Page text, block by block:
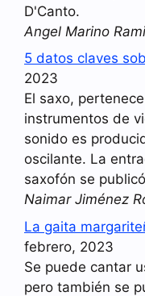
D'Canto.
Angel Marino
5 datos claves
2023
El saxo,
instrumentos de
sonido es
oscilante. La
saxofón se
Naimar Jiménez
La gaita
febrero, 2023
Se puede cantar
pero también se